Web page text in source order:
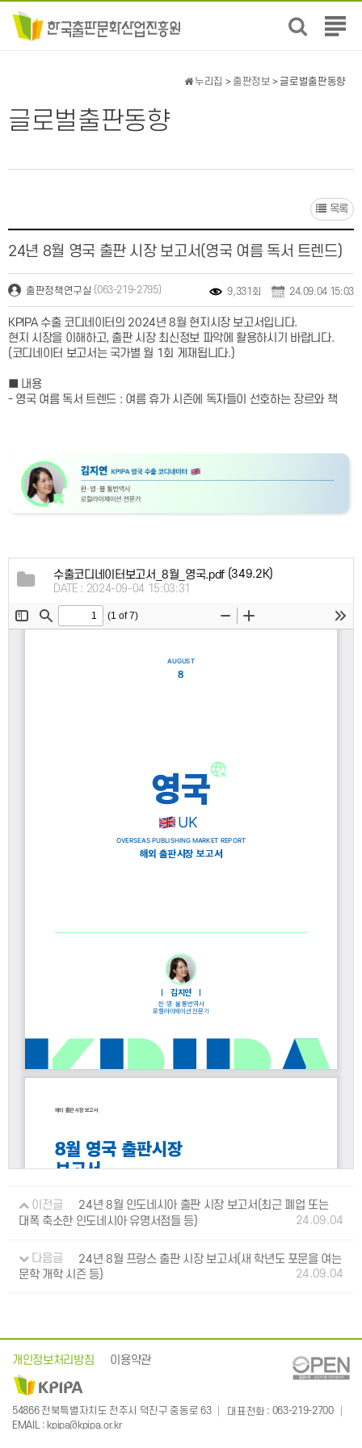
전
뉴
글로벌출판동향
누리집 > 출판정보 > 글로벌출판동향
목록
24년 8월 영국 출판 시장 보고서(영국 여름 독서 트렌드)
출판정책연구실 (063-219-2795) 9,331회 24.09.04 15:03
KPIPA 수출 코디네이터의 2024년 8월 현지시장 보고서입니다.
현지 시장을 이해하고, 출판 시장 최신정보 파악에 활용하시기 바랍니다.
(코디네이터 보고서는 국가별 월 1회 게재됩니다.)
■ 내용
- 영국 여름 독서 트렌드 : 여름 휴가 시즌에 독자들이 선호하는 장르와 책
수출코디네이터보고서_8월_영국.pdf (349.2K)
DATE : 2024-09-04 15:03:31
이전글
24년 8월 인도네시아 출판 시장 보고서(최근 폐업 또는
대폭 축소한 인도네시아 유명서점들 등)
24.09.04
다음글
24년 8월 프랑스 출판 시장 보고서(새 학년도 포문을 여는
문학 개학 시즌 등)
24.09.04
개인정보처리방침 이용약관
54866 전북특별자치도 전주시 덕진구 중동로 63 대표전화: 063-219-2700
EMAIL
: kpipa@kpipa.or.kr